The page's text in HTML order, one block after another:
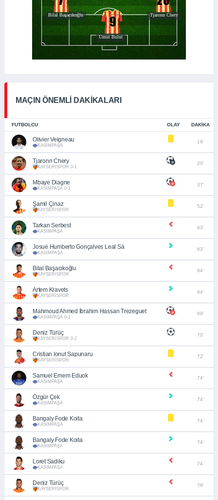
MAÇIN ÖNEMLİ DAKİKALARI
FUTBOLCU OLAY DAKIKA
Olivier Veigneau
KASIMPAŞA
19’
Tjaronn Chery
KAYSERİSPOR 0-1
20’
Mbaye Diagne
KASIMPAŞA 0-1
37’
Şamil Çinaz
KAYSERİSPOR
52’
Tarkan Serbest
KASIMPAŞA
63’
Josué Humberto Gonçalves Leal Sá
KASIMPAŞA
63’
Bilal Başacıkoğlu
KAYSERİSPOR
64’
Artem Kravets
KAYSERİSPOR
64’
Mahmoud Ahmed İbrahim Hassan Trezeguet
KASIMPAŞA 0-1
69’
Deniz Türüç
KAYSERİSPOR 0-2
70’
Cristian Ionut Sapunaru
KAYSERİSPOR
72’
Samuel Emem Eduok
KASIMPAŞA
74’
Özgür Çek
KASIMPAŞA
74’
Bangaly Fode Koita
KASIMPAŞA
74’
Bangaly Fode Koita
KASIMPAŞA
74’
Loret Sadiku
KASIMPAŞA
74’
Deniz Türüç
KAYSERİSPOR
79’